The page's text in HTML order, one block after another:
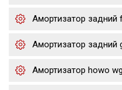
Амортизатор задний
Амортизатор задний
Амортизатор howo